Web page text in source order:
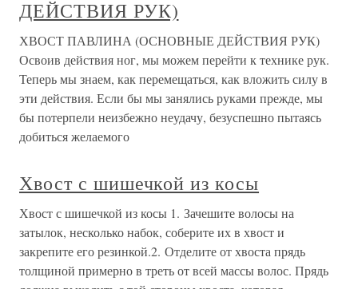
ДЕЙСТВИЯ РУК)
ХВОСТ ПАВЛИНА (ОСНОВНЫЕ ДЕЙСТВИЯ РУК)
Освоив действия ног, мы можем перейти к технике рук.
Теперь мы знаем, как перемещаться, как вложить силу в
эти действия. Если бы мы занялись руками прежде, мы
бы потерпели неизбежно неудачу, безуспешно пытаясь
добиться желаемого
Хвост с шишечкой из косы
Хвост с шишечкой из косы 1. Зачешите волосы на
затылок, несколько набок, соберите их в хвост и
закрепите его резинкой.2. Отделите от хвоста прядь
толщиной примерно в треть от всей массы волос. Прядь